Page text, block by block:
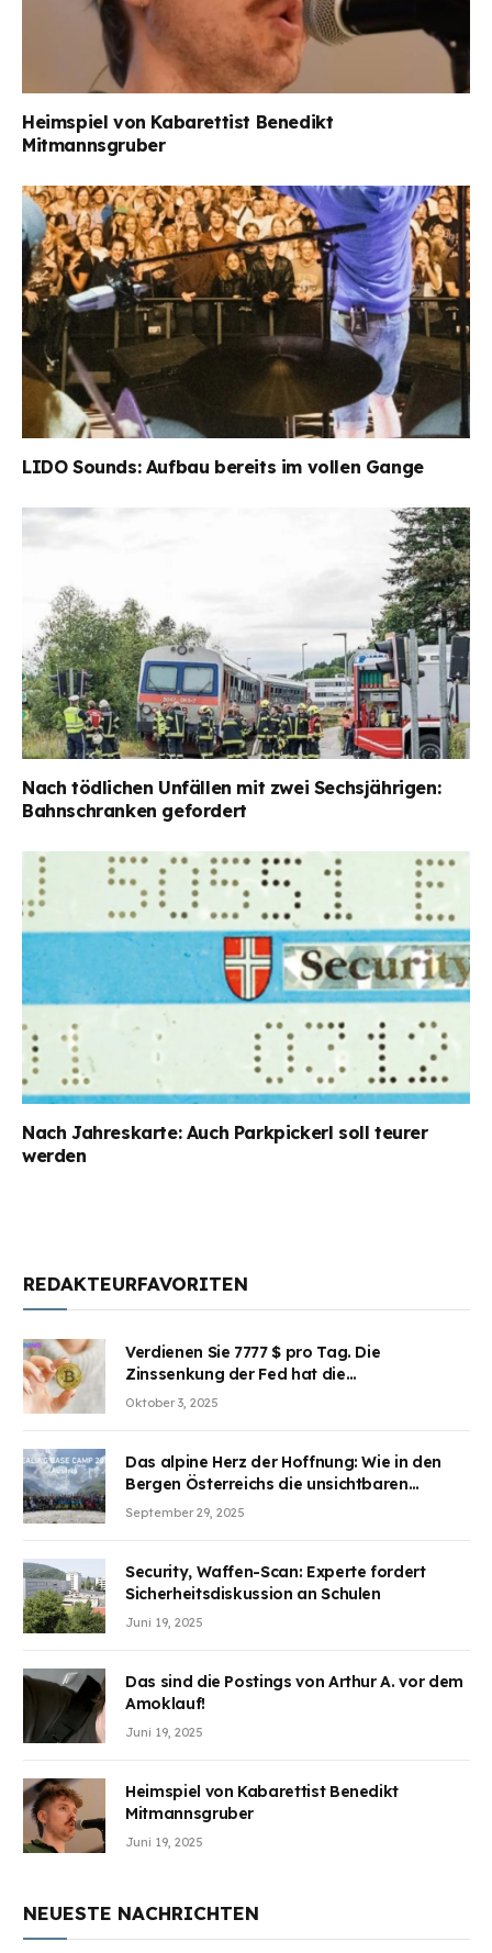
Heimspiel von Kabarettist Benedikt
Mitmannsgruber
LIDO Sounds: Aufbau bereits im vollen Gange
Nach tödlichen Unfällen mit zwei Sechsjährigen:
Bahnschranken gefordert
Nach Jahreskarte: Auch Parkpickerl soll teurer
werden
REDAKTEURFAVORITEN
Verdienen Sie 7777 $ pro Tag. Die
Zinssenkung der Fed hat die
Aufmerksamkeit des Marktes erregt.
Oktober 3, 2025
Das alpine Herz der Hoffnung: Wie in den
Bergen Österreichs die unsichtbaren
Wunden des Kriegesheilen
September 29, 2025
Security, Waffen-Scan: Experte fordert
Sicherheitsdiskussion an Schulen
Juni 19, 2025
Das sind die Postings von Arthur A. vor dem
Amoklauf!
Juni 19, 2025
Heimspiel von Kabarettist Benedikt
Mitmannsgruber
Juni 19, 2025
NEUESTE NACHRICHTEN